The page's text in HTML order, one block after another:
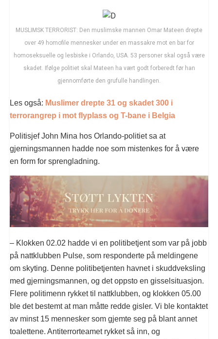
MUSLIMSK TERRORIST: Den muslimske mannen Omar Mateen drepte
over 49 homofile mennesker under en massakre mot en bar for
homoseksuelle og lesbiske i Orlando, USA. 53 personer skal også være
skadet. Ifølge politiet skal Mateen ha vært godt forberedt før han
gjennomførte den grufulle handlingen.
Les også: Muslimer drepte 31 og skadet 300 i
terrorangrep i mot flyplass og T-bane i Belgia
Politisjef John Mina hos Orlando-politiet sa at
gjerningsmannen hadde noe som mistenkes for å være
en form for sprengladning.
– Klokken 02.02 hadde vi en politibetjent som var på jobb
på nattklubben Pulse, som responderte på meldingene
om skyting. Denne politibetjenten havnet i skuddveksling
med gjerningsmannen, og det oppsto en gisselsituasjon.
Flere politimenn rykket til nattklubben, og klokken 05.00
ble det bestemt at man måtte redde gisler. Vi ble kontaktet
av minst 15 mennesker som gjemte seg på blant annet
toalettene. Antiterrorteamet rykket så inn, og